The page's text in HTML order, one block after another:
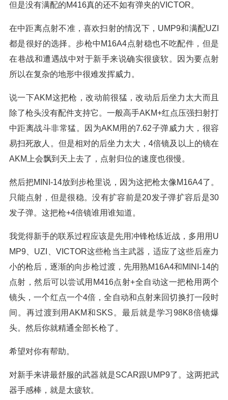
但是没有满配的M416真的还不如有弹夹的VICTOR。
在中距离点射不准，喜欢扫射的情况下，UMP9和满配UZI
都是很好的选择。步枪中M16A4点射稳也不吃配件，但是
在巷战和遭遇战中对于新手来说确实很疲软。因为要点射
所以在复杂的地形中很难发挥威力。
说一下AKM这把枪，改动前很猛，改动后后坐力太大而且
除了枪头没有配件支持它。一般高手AKM+红点压强扫射打
中距离战斗非常猛。因为AKM用的7.62子弹威力大，很容
易扫死敌人。但是相对的后坐力太大，4倍镜及以上的镜在
AKM上会飘到天上去了，点射归位的速度也很慢。
然后把MINI-14放到步枪里说，因为这把枪太像M16A4了。
只能点射，但是很稳。没有扩容前是20发子弹扩容后是30
发子弹。这把枪+4倍镜谁用谁知道。
我觉得新手的联系过程应该是先用冲锋枪练近战，多用用U
MP9、UZI、VICTOR这些枪当主武器，适应了这些后座力
小的枪后，逐渐的向步枪过渡，先用熟M16A4和MINI-14的
点射，然后可以尝试用M416点射+全自动这一把枪用两个
镜头，一个红点一个4倍，全自动和点射来回切换打一段时
间。再过渡到用AKM和SKS。最后就是学习98K8倍镜爆
头。然后你就精通全部长枪了。
希望对你有帮助。
对新手来讲最舒服的武器就是SCAR跟UMP9了。这两把武
器手感棒，就是太疲软。